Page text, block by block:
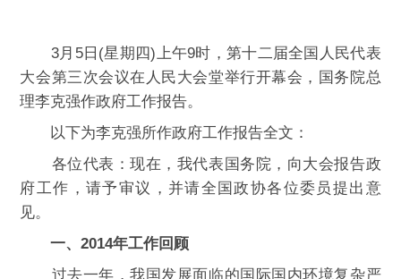
3月5日(星期四)上午9时，第十二届全国人民代表
大会第三次会议在人民大会堂举行开幕会，国务院总
理李克强作政府工作报告。
以下为李克强所作政府工作报告全文：
各位代表：现在，我代表国务院，向大会报告政
府工作，请予审议，并请全国政协各位委员提出意
见。
一、2014年工作回顾
过去一年，我国发展面临的国际国内环境复杂严